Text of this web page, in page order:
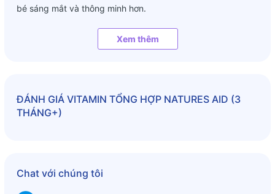
bé sáng mắt và thông minh hơn.
50Ml giúp tăng cường chuyển hóa glucid giúp tạo cảm giác
thèm ăn cho bé, giúp bé ăn ngon, giúp hệ tiêu hóa tốt hơn
ngọt dịu dễ uống, hấp thu nhanh
Thành Phần:
- Thiamin (B1): 0.5mg
Xem thêm
ĐÁNH GIÁ VITAMIN TỔNG HỢP NATURES AID (3
THÁNG+)
Chat với chúng tôi